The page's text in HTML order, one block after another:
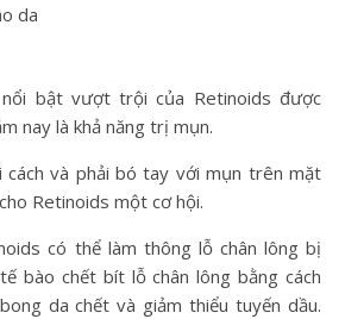
da
bật vượt trội của Retinoids được
nay là khả năng trị mụn.
cách và phải bó tay với mụn trên mặt
Retinoids một cơ hội.
có thể làm thông lỗ chân lông bị
bào chết bít lỗ chân lông bằng cách
da chết và giảm thiểu tuyến dầu.